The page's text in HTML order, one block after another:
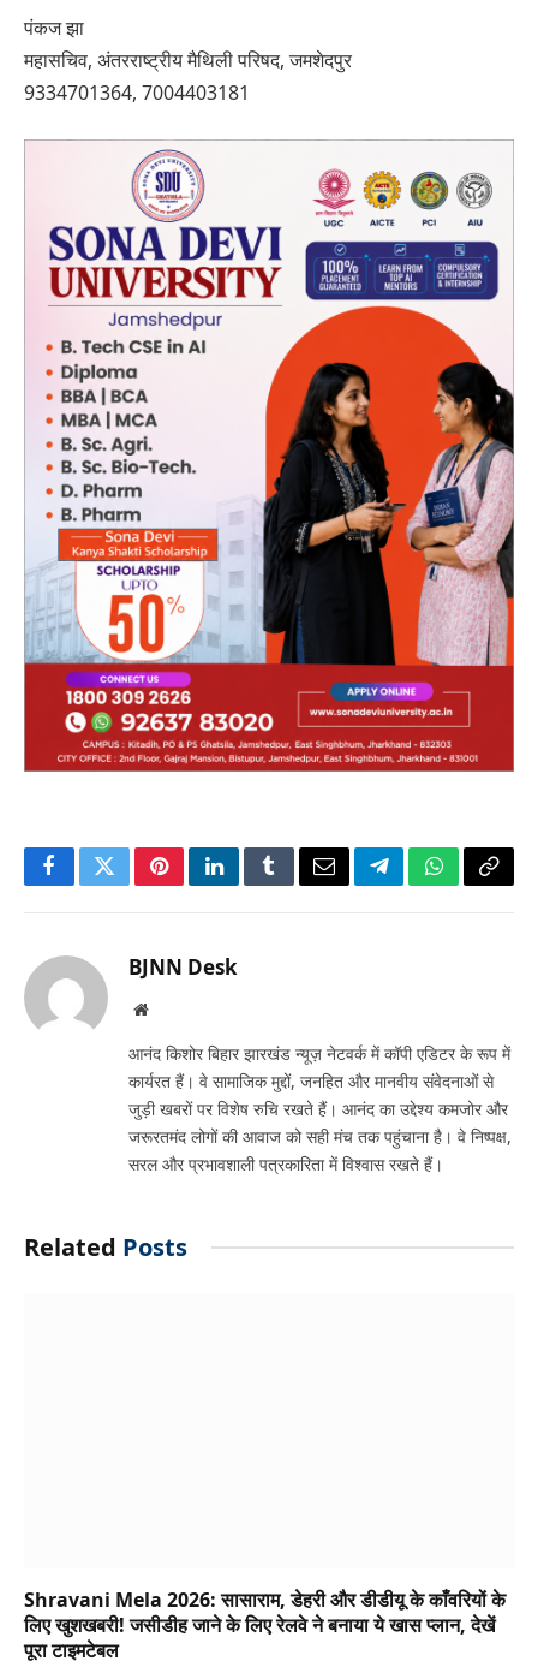
पंकज झा
महासचिव, अंतरराष्ट्रीय मैथिली परिषद, जमशेदपुर
9334701364, 7004403181
FacebookTwitterPinterestLinkedInTumblrEmailTelegramWhatsApp
Copy
BJNN Desk
Website
आनंद किशोर बिहार झारखंड न्यूज़ नेटवर्क में कॉपी एडिटर के रूप में
कार्यरत हैं। वे सामाजिक मुद्दों, जनहित और मानवीय संवेदनाओं से
जुड़ी खबरों पर विशेष रुचि रखते हैं। आनंद का उद्देश्य कमजोर और
जरूरतमंद लोगों की आवाज को सही मंच तक पहुंचाना है। वे निष्पक्ष,
सरल और प्रभावशाली पत्रकारिता में विश्वास रखते हैं।
Related Posts
Shravani Mela 2026: सासाराम, डेहरी और डीडीयू के काँवरियों के
लिए खुशखबरी! जसीडीह जाने के लिए रेलवे ने बनाया ये खास प्लान, देखें
पूरा टाइमटेबल